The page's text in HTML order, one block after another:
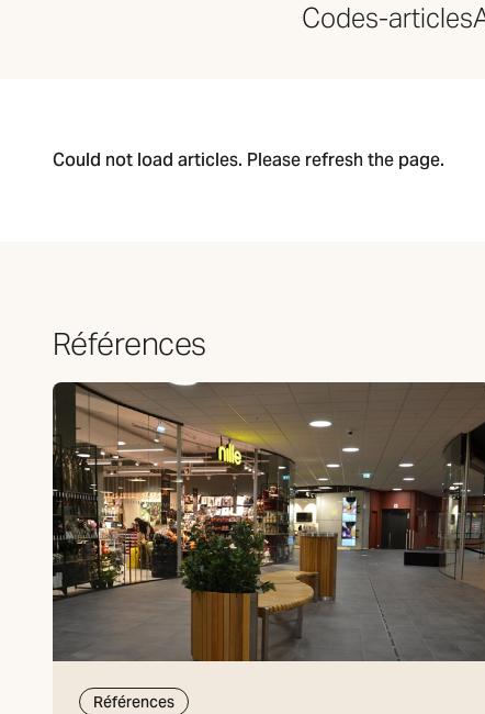
Codes-articles
Could not load articles. Please refresh the page.
Références
Références